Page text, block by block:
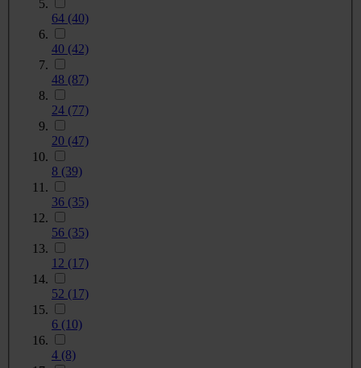
64 (40)
40 (42)
48 (87)
24 (77)
20 (47)
8 (39)
36 (35)
56 (35)
12 (17)
52 (17)
6 (10)
4 (8)